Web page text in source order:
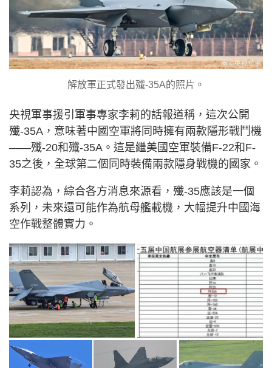
解放軍正式發出殲-35A的照片。
央視軍事援引軍事專家李莉的話報道稱，這次公開
殲-35A，意味著中國空軍將同時擁有兩款隱形戰鬥機
——殲-20和殲-35A。這是繼美國空軍裝備F-22和F-
35之後，全球第二個同時裝備兩款隱身戰機的國家。
李莉認為，綜合各方消息來源看，殲-35應該是一個
系列，未來還可能作為航母艦載機，大幅提升中國海
空作戰整體實力。